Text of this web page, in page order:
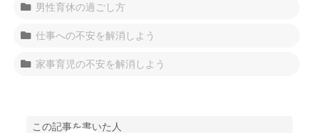
男性育休の過ごし方
仕事への不安を解消しよう
家事育児の不安を解消しよう
この記事を書いた人